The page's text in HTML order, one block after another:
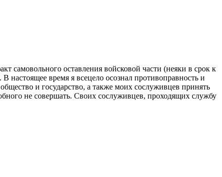
оставления войсковой части (неяки в срок к
время я всецело осознал противоправность и
и государство, а также моих сослуживцев принять
не совершать. Своих сослуживцев, проходящих службу